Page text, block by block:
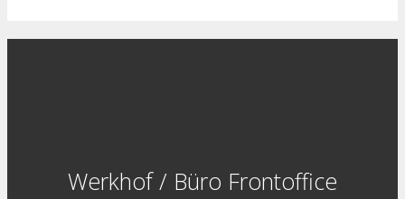
Werkhof / Büro Frontoffice